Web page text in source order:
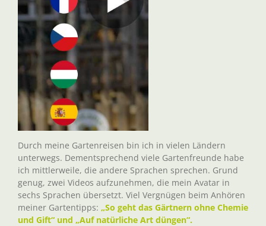
Durch meine Gartenreisen bin ich in vielen Ländern
unterwegs. Dementsprechend viele Gartenfreunde habe
ich mittlerweile, die andere Sprachen sprechen. Grund
genug, zwei Videos aufzunehmen, die mein Avatar in
sechs Sprachen übersetzt. Viel Vergnügen beim Anhören
meiner Gartentipps: „So geht das Gärtnern ohne Chemie
und Gift“ und „Auf natürliche Art düngen“.